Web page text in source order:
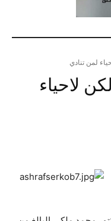
لمن تنادي
لاحياء